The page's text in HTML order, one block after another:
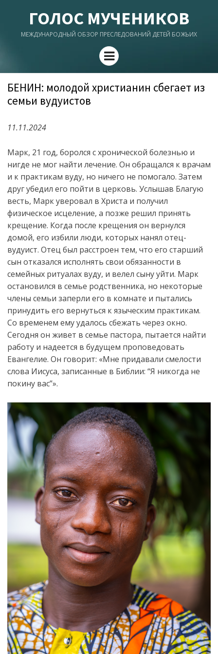
ГОЛОС МУЧЕНИКОВ
МЕЖДУНАРОДНЫЙ ОБЗОР ПРЕСЛЕДОВАНИЙ ДЕТЕЙ БОЖЬИХ
Menu
БЕНИН: молодой христианин сбегает из
семьи вудуистов
11.11.2024
Марк, 21 год, боролся с хронической болезнью и
нигде не мог найти лечение. Он обращался к врачам
и к практикам вуду, но ничего не помогало. Затем
друг убедил его пойти в церковь. Услышав Благую
весть, Марк уверовал в Христа и получил
физическое исцеление, а позже решил принять
крещение. Когда после крещения он вернулся
домой, его избили люди, которых нанял отец-
вудуист. Отец был расстроен тем, что его старший
сын отказался исполнять свои обязанности в
семейных ритуалах вуду, и велел сыну уйти. Марк
остановился в семье родственника, но некоторые
члены семьи заперли его в комнате и пытались
принудить его вернуться к языческим практикам.
Со временем ему удалось сбежать через окно.
Сегодня он живет в семье пастора, пытается найти
работу и надеется в будущем проповедовать
Евангелие. Он говорит: «Мне придавали смелости
слова Иисуса, записанные в Библии: “Я никогда не
покину вас”».